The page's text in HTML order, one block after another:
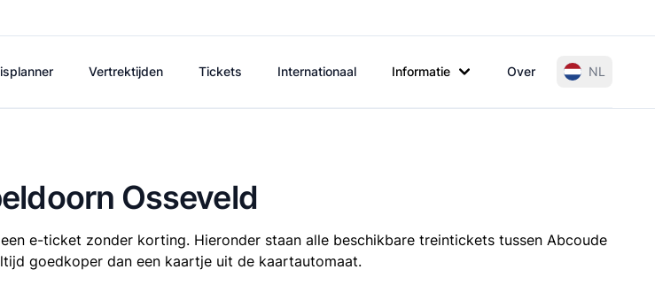
Vertrektijden Tickets Internationaal Informatie Over NL
Osseveld
e-ticket zonder korting. Hieronder staan alle beschikbare treintickets tussen Abcoude
goedkoper dan een kaartje uit de kaartautomaat.